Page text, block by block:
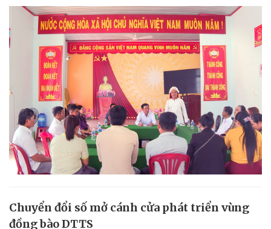
Chuyển đổi số mở cánh cửa phát triển vùng
đồng bào DTTS